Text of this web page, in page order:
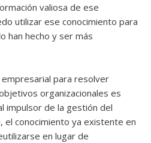
valiosa de ese
utilizar ese conocimiento para
han hecho y ser más
para resolver
organizacionales es
impulsor de la gestión del
el conocimiento ya existente en
en lugar de